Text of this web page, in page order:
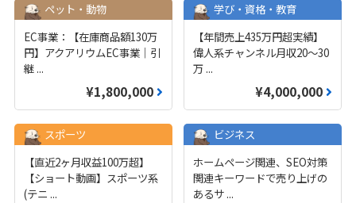
ペット・動物
EC事業：【在庫商品額130万
円】アクアリウムEC事業｜引
継 ...
¥1,800,000
学び・資格・教育
【年間売上435万円超実績】
偉人系チャンネル月収20～30
万 ...
¥4,000,000
スポーツ
【直近2ヶ月収益100万超】
【ショート動画】スポーツ系
(テニ ...
ビジネス
ホームページ関連、SEO対策
関連キーワードで売り上げの
あるサ ...